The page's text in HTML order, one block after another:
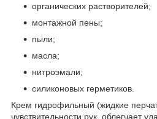
органических растворителей;
монтажной пены;
пыли;
масла;
нитроэмали;
силиконовых герметиков.
Крем гидрофильный (жидкие
чувствительности рук, облегчает